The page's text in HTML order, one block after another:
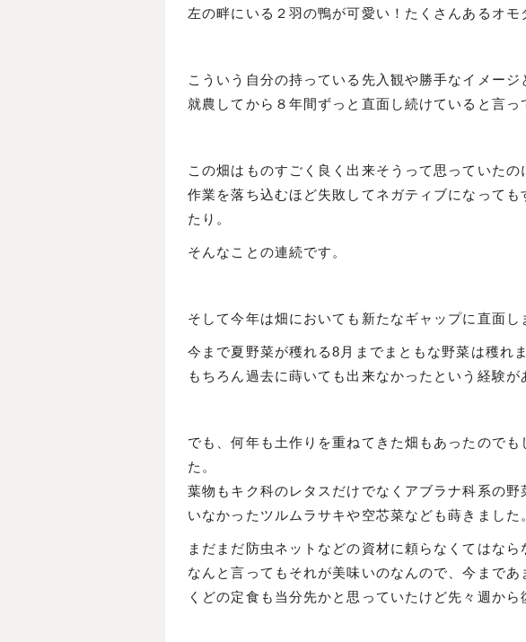
左の畔にいる２羽の鴨が可愛い！たくさんあるオ
こういう自分の持っている先入観や勝手なイメー
就農してから８年間ずっと直面し続けていると言っ
この畑はものすごく良く出来そうって思っていた
作業を落ち込むほど失敗してネガティブになって
たり。
そんなことの連続です。
そして今年は畑においても新たなギャップに直面し
今まで夏野菜が穫れる8月までまともな野菜は穫れ
もちろん過去に蒔いても出来なかったという経験が
でも、何年も土作りを重ねてきた畑もあったので
た。
葉物もキク科のレタスだけでなくアブラナ科系の
いなかったツルムラサキや空芯菜なども蒔きました
まだまだ防虫ネットなどの資材に頼らなくてはな
なんと言ってもそれが美味いのなんので、今まで
くどの定食も当分先かと思っていたけど先々週から